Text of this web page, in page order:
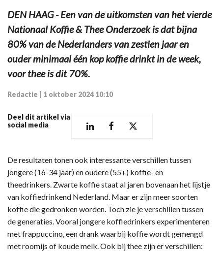
DEN HAAG - Een van de uitkomsten van het vierde
Nationaal Koffie & Thee Onderzoek is dat bijna
80% van de Nederlanders van zestien jaar en
ouder minimaal één kop koffie drinkt in de week,
voor thee is dit 70%.
Redactie 1 oktober 2024 10:10
Deel dit artikel via
social media
De resultaten tonen ook interessante verschillen tussen
jongere (16-34 jaar) en oudere (55+) koffie- en
theedrinkers. Zwarte koffie staat al jaren bovenaan het lijstje
van koffiedrinkend Nederland. Maar er zijn meer soorten
koffie die gedronken worden. Toch zie je verschillen tussen
de generaties. Vooral jongere koffiedrinkers experimenteren
met frappuccino, een drank waarbij koffie wordt gemengd
met roomijs of koude melk. Ook bij thee zijn er verschillen: